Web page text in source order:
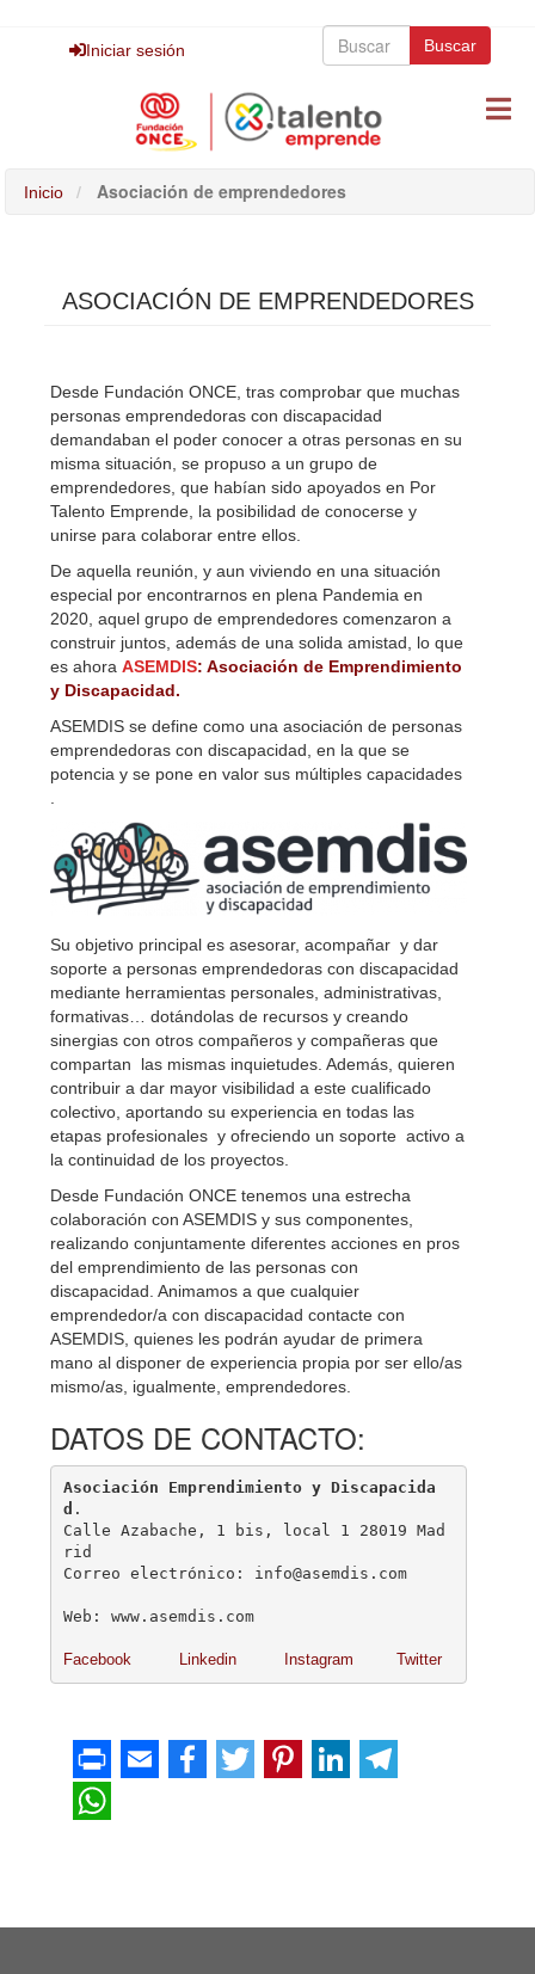
Buscar BuscarBuscar
Iniciar sesión
Inicio Asociación de emprendedores
ASOCIACIÓN DE EMPRENDEDORES
Desde Fundación ONCE, tras comprobar que muchas
personas emprendedoras con discapacidad
demandaban el poder conocer a otras personas en su
misma situación, se propuso a un grupo de
emprendedores, que habían sido apoyados en Por
Talento Emprende, la posibilidad de conocerse y
unirse para colaborar entre ellos.
De aquella reunión, y aun viviendo en una situación
especial por encontrarnos en plena Pandemia en
2020, aquel grupo de emprendedores comenzaron a
construir juntos, además de una solida amistad, lo que
es ahoraASEMDIS: Asociación de Emprendimiento
y Discapacidad.
ASEMDIS se define como una asociación de personas
emprendedoras con discapacidad, en la que se
potencia y se pone en valor sus múltiples capacidades
Su objetivo principal es asesorar, acompañar y dar
soporte a personas emprendedoras con discapacidad
mediante herramientas personales, administrativas,
formativas… dotándolas de recursos y creando
sinergias con otros compañeros y compañeras que
compartan las mismas inquietudes. Además, quieren
contribuir a dar mayor visibilidad a este cualificado
colectivo, aportando su experiencia en todas las
etapas profesionales y ofreciendo un soporte activo a
la continuidad de los proyectos.
Desde Fundación ONCE tenemos una estrecha
colaboración con ASEMDIS y sus componentes,
realizando conjuntamente diferentes acciones en pros
del emprendimiento de las personas con
discapacidad. Animamos a que cualquier
emprendedor/a con discapacidad contacte con
ASEMDIS, quienes les podrán ayudar de primera
mano al disponer de experiencia propia por ser ello/as
mismo/as, igualmente, emprendedores.
DATOS DE CONTACTO:
Asociación Emprendimiento y Discapacida
d .
Calle Azabache, 1 bis, local 1 28019 Mad
rid
Correo electrónico: info@asemdis.com
Web: www.asemdis.com
Facebook Linkedin Instagram Twitter